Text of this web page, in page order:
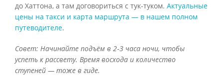
до Хаттона, а там договориться с тук‑туком. Актуальные
цены на такси и карта маршрута — в нашем полном
путеводителе.
Совет: Начинайте подъём в 2‑3 часа ночи, чтобы
успеть к рассвету. Время восхода и количество
ступеней — тоже в гиде.